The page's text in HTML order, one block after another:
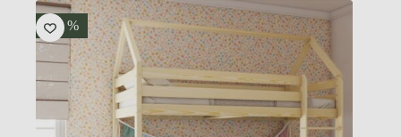
wariantów.
Opcje
można
wybrać
na
stronie
produktu
-15 %